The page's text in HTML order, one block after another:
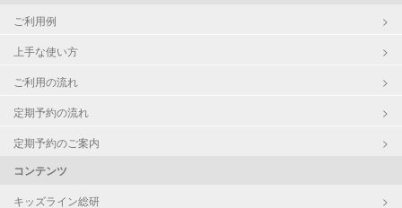
ご利用例
上手な使い方
ご利用の流れ
定期予約の流れ
定期予約のご案内
コンテンツ
キッズライン総研